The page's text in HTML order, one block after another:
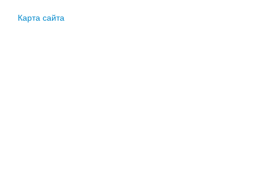
Карта сайта